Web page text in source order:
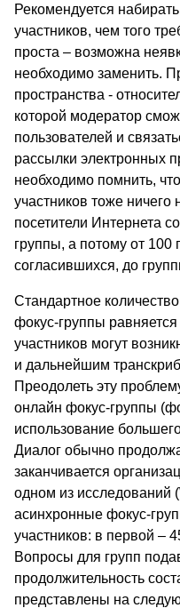
Рекомендуется
участников, чем того
проста – возможна
необходимо заменить.
пространства -
которой модератор
пользователей и
рассылки электронных
необходимо помнить,
участников тоже ничего
посетители Интернета
группы, а потому от 100
согласившихся, до
Стандартное
фокус-группы
участников могут
и дальнейшим
Преодолеть эту
онлайн фокус-группы
использование
Диалог обычно
заканчивается
одном из исследований
асинхронные фокус-
участников: в первой –
Вопросы для групп
продолжительность
представлены на